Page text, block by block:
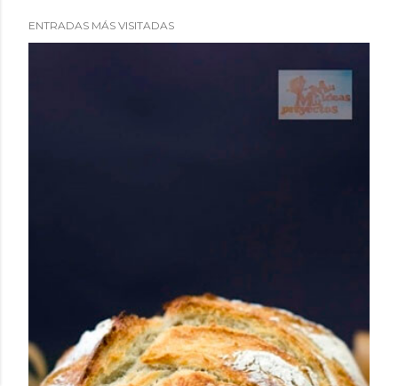
ENTRADAS MÁS VISITADAS